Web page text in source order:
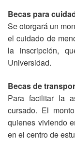
Becas para
Se otorgará un
el cuidado de
la inscripción,
Universidad.
Becas de
Para facilitar la
cursado. El
quienes viviendo
en el centro de